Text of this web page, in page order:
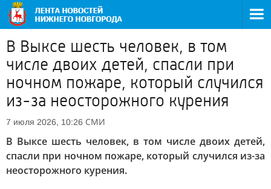
В Выксе шесть человек, в том
числе двоих детей, спасли при
ночном пожаре, который случился
из-за неосторожного курения
7 июля 2026, 10:26 СМИ
В Выксе шесть человек, в том числе двоих детей,
спасли при ночном пожаре, который случился из-за
неосторожного курения.